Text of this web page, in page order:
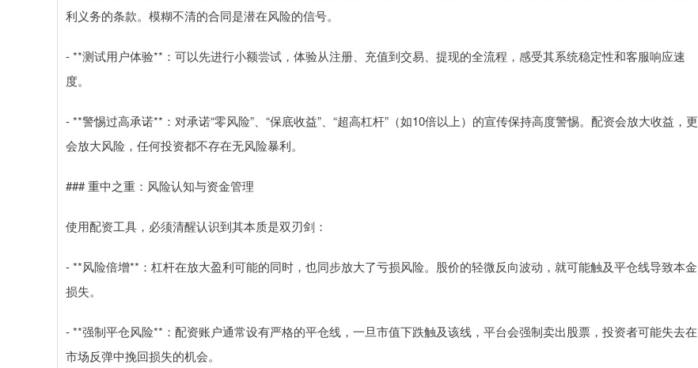
利义务的条款。模糊不清的合同是潜在风险的信号。
- **测试用户体验**：可以先进行小额尝试，体验从注册、充值到交易、提现的全流程，感受其系统稳定性和客服响应速
度。
- **警惕过高承诺**：对承诺“零风险”、“保底收益”、“超高杠杆”（如10倍以上）的宣传保持高度警惕。配资会放大收益，更
会放大风险，任何投资都不存在无风险暴利。
### 重中之重：风险认知与资金管理
使用配资工具，必须清醒认识到其本质是双刃剑：
- **风险倍增**：杠杆在放大盈利可能的同时，也同步放大了亏损风险。股价的轻微反向波动，就可能触及平仓线导致本金
损失。
- **强制平仓风险**：配资账户通常设有严格的平仓线，一旦市值下跌触及该线，平台会强制卖出股票，投资者可能失去在
市场反弹中挽回损失的机会。